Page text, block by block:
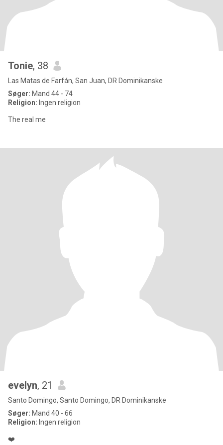
Tonie, 38
Las Matas de Farfán, San Juan, DR Dominikanske
Søger: Mand 44 - 74
Religion: Ingen religion
The real me
evelyn, 21
Santo Domingo, Santo Domingo, DR Dominikanske
Søger: Mand 40 - 66
Religion: Ingen religion
❤️